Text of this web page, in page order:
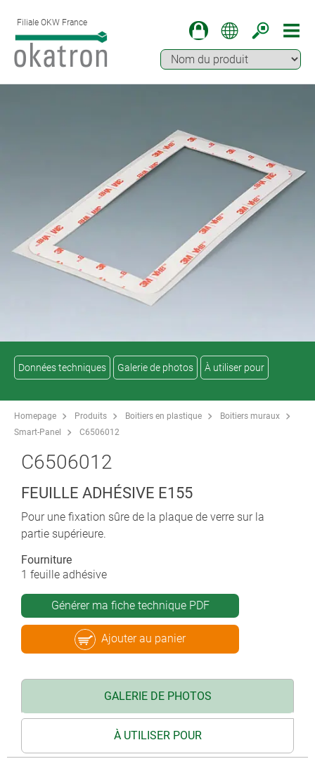
Filiale OKW France
Données techniques Galerie de photos À utiliser pour
Homepage Produits Boitiers en plastique
Boitiers muraux
Smart-Panel
C6506012
C6506012
FEUILLE ADHÉSIVE E155
Pour une fixation sûre de la plaque de verre sur la
partie supérieure.
Fourniture
1 feuille adhésive
Générer ma fiche technique PDF
Ajouter au panier
GALERIE DE PHOTOS
À UTILISER POUR